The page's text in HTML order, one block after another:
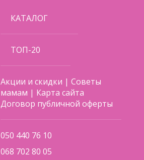
КАТАЛОГ
ТОП-20
Акции и скидки |Советы
мамам | Карта сайта
Договор публичной оферты
050 440 76 10
068 702 80 05